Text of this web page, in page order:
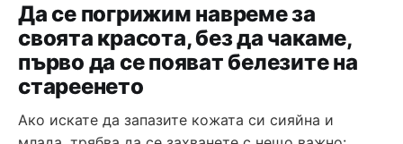
Да се погрижим навреме за
своята красота, без да чакаме,
първо да се появат белезите на
стареенето
Ако искате да запазите кожата си сияйна и